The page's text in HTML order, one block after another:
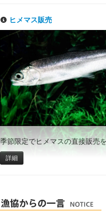
ヒメマス販売
季節限定でヒメマスの直接販売
詳細